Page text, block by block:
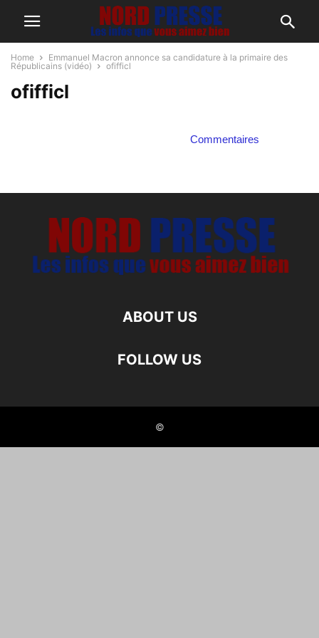
Home
Emmanuel Macron annonce sa candidature à la primaire des
Républicains (vidéo)
ofifficl
ofifficl
Commentaires
ABOUT US
FOLLOW US
©